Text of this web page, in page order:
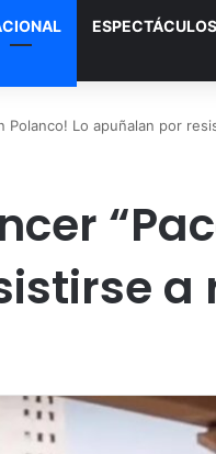
ESPECTÁCULOS
Polanco! Lo apuñalan por
a